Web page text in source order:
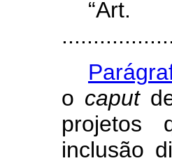
o caput
projetos
inclusão